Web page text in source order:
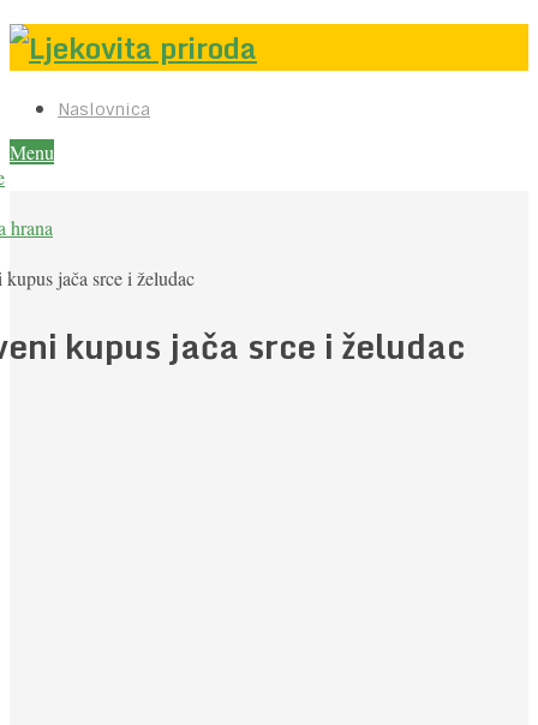
Naslovnica
Menu
hrana
kupus jača srce i želudac
kupus jača srce i želudac